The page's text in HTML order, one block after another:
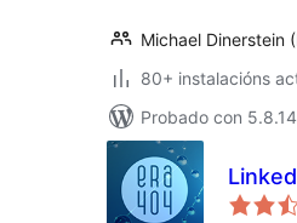
Michael Dinerstein
80+ instalacións
Probado con 5.8.14